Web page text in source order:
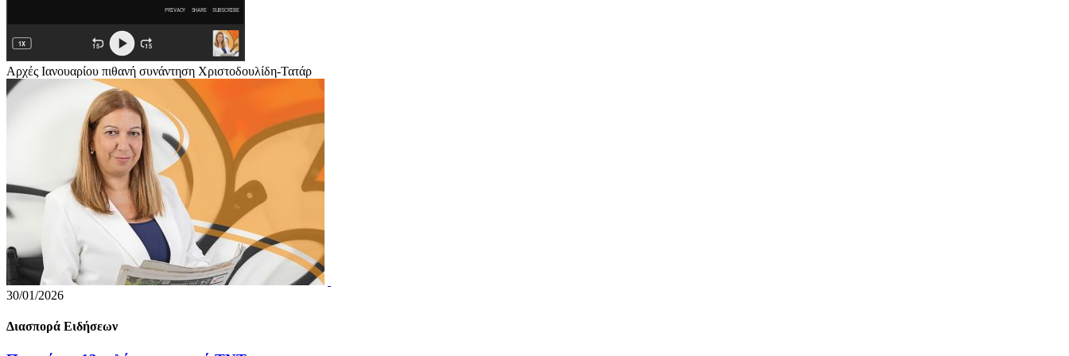
Αρχές Ιανουαρίου πιθανή συνάντηση Χριστοδουλίδη-Τατάρ
30/01/2026
Διασπορά Ειδήσεων